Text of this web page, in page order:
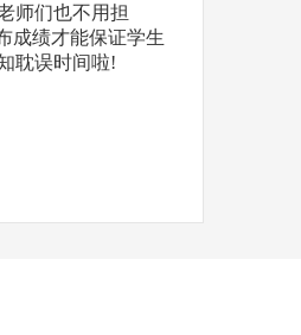
师们也不用担
成绩才能保证学生
耽误时间啦!